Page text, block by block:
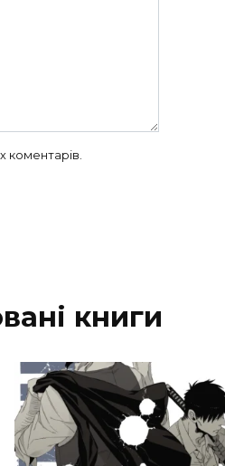
коментарів.
книги